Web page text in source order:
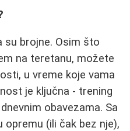
su brojne. Osim što
na teretanu, možete
u vreme koje vama
je ključna - trening
obavezama. Sa
(ili čak bez nje),